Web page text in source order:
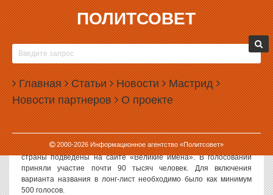
ПОЛИТСОВЕТ
Главная Статьи Новости Мастрид
Новости партнеров О проекте
2000-2026Информационное агентство «Политсовет»
31.10.2018, 10:56
УРАЛЬЦЫ НЕ СТАЛИ ПРЕДЛАГАТЬ ДЛЯ
АЭРОПОРТА КОЛЬЦОВО НОВОЕ НАЗВАНИЕ
Аэропорту Кольцово не смогли подобрать новое имя по итогам
голосования, прошедшего в России. Дополнительное название
будут выбирать из списка Общественной палаты Свердловской
области.
Результаты нового этапа по выбору имен для 47 аэропортов
страны подведены на сайте «Великие имена». В голосовании
приняли участие почти 90 тысяч человек. Для включения
варианта названия в лонг-лист необходимо было как минимум
500 голосов.